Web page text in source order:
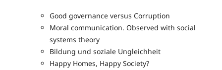
Good governance versus Corruption
Moral communication. Observed with social
systems theory
Bildung und soziale Ungleichheit
Happy Homes, Happy Society?